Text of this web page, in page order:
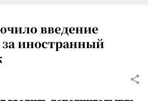
введение
иностранный